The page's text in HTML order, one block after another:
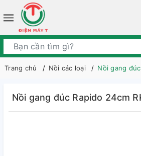
Trang chủ Nồi các loại Nồi gang
Nồi gang đúc Rapido 24cm